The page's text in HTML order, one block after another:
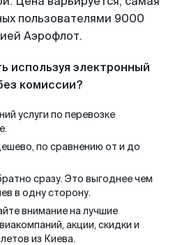
пользователями 9000
Аэрофлот.
используя электронный
комиссии?
услуги по перевозке
по сравнению от и до
сразу. Это выгоднее чем
в одну сторону.
внимание на лучшие
акции, скидки и
из Киева.